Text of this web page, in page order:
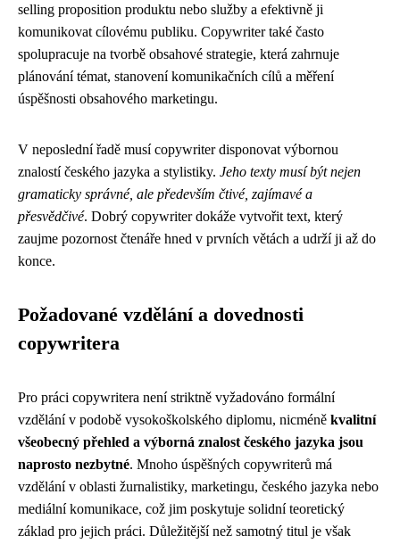
selling proposition produktu nebo služby a efektivně ji
komunikovat cílovému publiku. Copywriter také často
spolupracuje na tvorbě obsahové strategie, která zahrnuje
plánování témat, stanovení komunikačních cílů a měření
úspěšnosti obsahového marketingu.
V neposlední řadě musí copywriter disponovat výbornou
znalostí českého jazyka a stylistiky. Jeho texty musí být nejen
gramaticky správné, ale především čtivé, zajímavé a
přesvědčivé. Dobrý copywriter dokáže vytvořit text, který
zaujme pozornost čtenáře hned v prvních větách a udrží ji až do
konce.
Požadované vzdělání a dovednosti
copywritera
Pro práci copywritera není striktně vyžadováno formální
vzdělání v podobě vysokoškolského diplomu, nicméně kvalitní
všeobecný přehled a výborná znalost českého jazyka jsou
naprosto nezbytné. Mnoho úspěšných copywriterů má
vzdělání v oblasti žurnalistiky, marketingu, českého jazyka nebo
mediální komunikace, což jim poskytuje solidní teoretický
základ pro jejich práci. Důležitější než samotný titul je však